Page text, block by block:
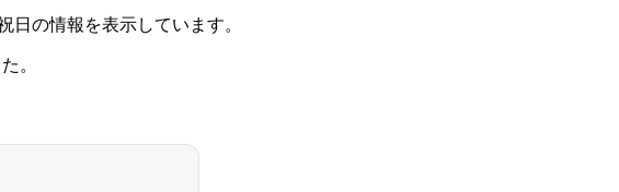
日の情報を表示しています。
。